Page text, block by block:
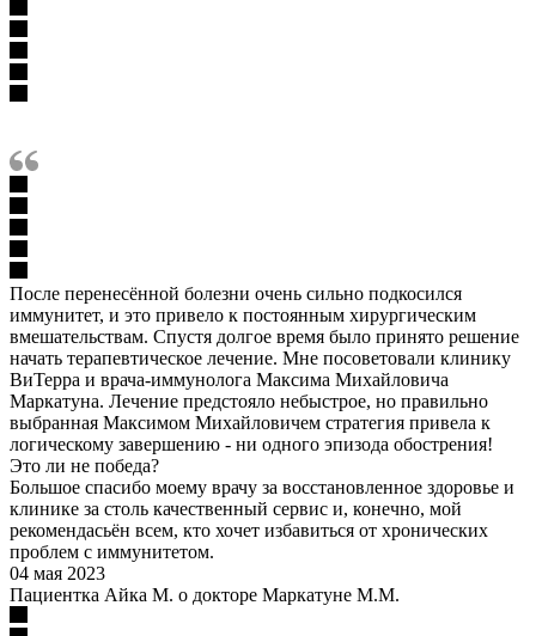
После перенесённой болезни очень сильно подкосился
иммунитет, и это привело к постоянным хирургическим
вмешательствам. Спустя долгое время было принято решение
начать терапевтическое лечение. Мне посоветовали клинику
ВиТерра и врача-иммунолога Максима Михайловича
Маркатуна. Лечение предстояло небыстрое, но правильно
выбранная Максимом Михайловичем стратегия привела к
логическому завершению - ни одного эпизода обострения!
Это ли не победа?
Большое спасибо моему врачу за восстановленное здоровье и
клинике за столь качественный сервис и, конечно, мой
рекомендасьён всем, кто хочет избавиться от хронических
проблем с иммунитетом.
04 мая 2023
Пациентка Айка М. о докторе Маркатуне М.М.